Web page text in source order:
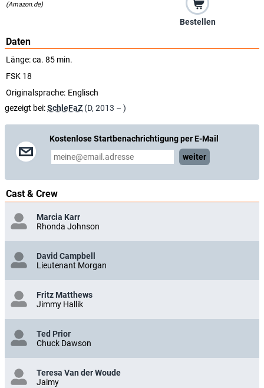
Bestellen
(Amazon.de)
Daten
Länge: ca. 85 min.
FSK 18
Originalsprache: Englisch
gezeigt bei:SchleFaZ (D, 2013 – )
Kostenlose Startbenachrichtigung per E-Mail
weiter
Cast & Crew
Marcia Karr
Rhonda Johnson
David Campbell
Lieutenant Morgan
Fritz Matthews
Jimmy Hallik
Ted Prior
Chuck Dawson
Teresa Van der Woude
Jaimy